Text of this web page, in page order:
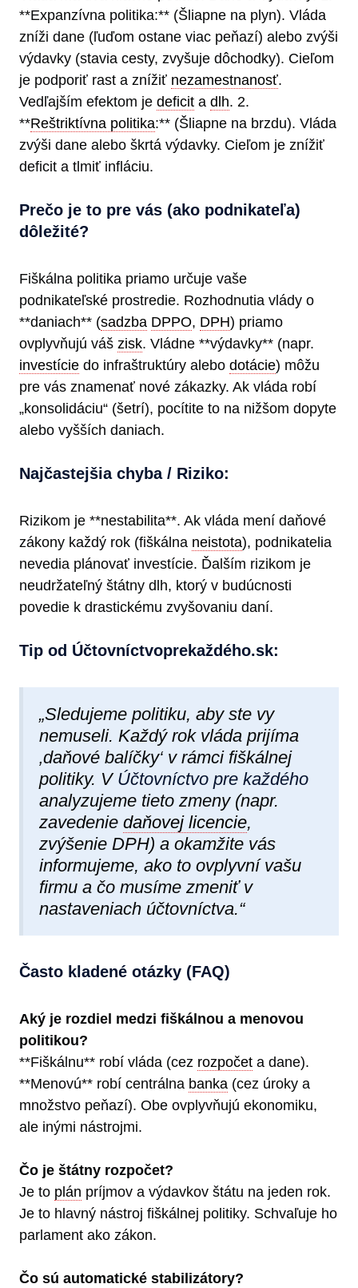
**Expanzívna politika:** (Šliapne na plyn). Vláda
zníži dane (ľuďom ostane viac peňazí) alebo zvýši
výdavky (stavia cesty, zvyšuje dôchodky). Cieľom
je podporiť rast a znížiť nezamestnanosť.
Vedľajším efektom je deficit a dlh. 2.
**Reštriktívna politika:** (Šliapne na brzdu). Vláda
zvýši dane alebo škrtá výdavky. Cieľom je znížiť
deficit a tlmiť infláciu.
Prečo je to pre vás (ako podnikateľa)
dôležité?
Fiškálna politika priamo určuje vaše
podnikateľské prostredie. Rozhodnutia vlády o
**daniach** (sadzba DPPO, DPH) priamo
ovplyvňujú váš zisk. Vládne **výdavky** (napr.
investície do infraštruktúry alebo dotácie) môžu
pre vás znamenať nové zákazky. Ak vláda robí
„konsolidáciu“ (šetrí), pocítite to na nižšom dopyte
alebo vyšších daniach.
Najčastejšia chyba / Riziko:
Rizikom je **nestabilita**. Ak vláda mení daňové
zákony každý rok (fiškálna neistota), podnikatelia
nevedia plánovať investície. Ďalším rizikom je
neudržateľný štátny dlh, ktorý v budúcnosti
povedie k drastickému zvyšovaniu daní.
Tip od Účtovníctvoprekaždéh​o.sk:
„Sledujeme politiku, aby ste vy
nemuseli. Každý rok vláda prijíma
‚daňové balíčky‘ v rámci fiškálnej
politiky. V Účtovníctvo pre každého
analyzujeme tieto zmeny (napr.
zavedenie daňovej licencie,
zvýšenie DPH) a okamžite vás
informujeme, ako to ovplyvní vašu
firmu a čo musíme zmeniť v
nastaveniach účtovníctva.“
Často kladené otázky (FAQ)
Aký je rozdiel medzi fiškálnou a menovou
politikou?
**Fiškálnu** robí vláda (cez rozpočet a dane).
**Menovú** robí centrálna banka (cez úroky a
množstvo peňazí). Obe ovplyvňujú ekonomiku,
ale inými nástrojmi.
Čo je štátny rozpočet?
Je to plán príjmov a výdavkov štátu na jeden rok.
Je to hlavný nástroj fiškálnej politiky. Schvaľuje ho
parlament ako zákon.
Čo sú automatické stabilizátory?